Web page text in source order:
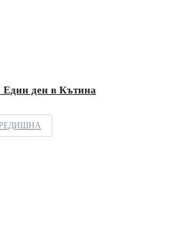
ден в Кътина